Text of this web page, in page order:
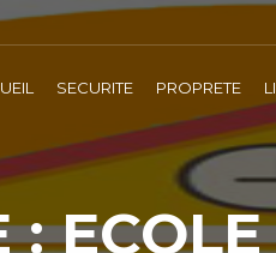
SECURITE PROPRETE
: